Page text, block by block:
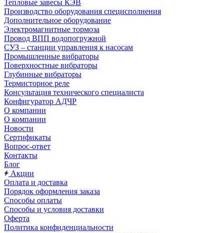
Тепловые завесы КЭВ
Производство оборудования специсполнения
Дополнительное оборудование
Электромагнитные тормоза
Провод ВПП водопогружной
СУЗ – станции управления к насосам
Промышленные вибраторы
Поверхностные вибраторы
Глубинные вибраторы
Термисторное реле
Консультация технического специалиста
Конфигуратор АДЧР
О компании
О компании
Новости
Сертификаты
Вопрос-ответ
Контакты
Блог
Акции
Оплата и доставка
Порядок оформления заказа
Способы оплаты
Способы и условия доставки
Оферта
Политика конфиденциальности